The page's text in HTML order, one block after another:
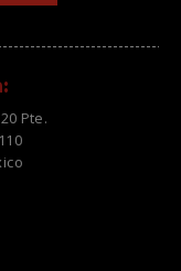
Pte.